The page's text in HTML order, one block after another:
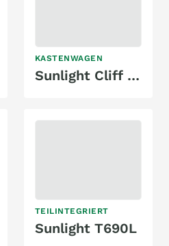
KASTENWAGEN
Sunlight Cliff 640
TEILINTEGRIERT
Sunlight T690L